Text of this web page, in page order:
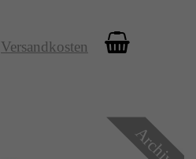
Versandkosten
Archiv